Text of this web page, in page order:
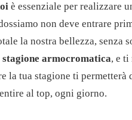
è essenziale per realizzare
non deve entrare
la nostra bellezza, senza
stagione armocromatica, e ti
tua stagione ti permetterà
al top, ogni giorno.